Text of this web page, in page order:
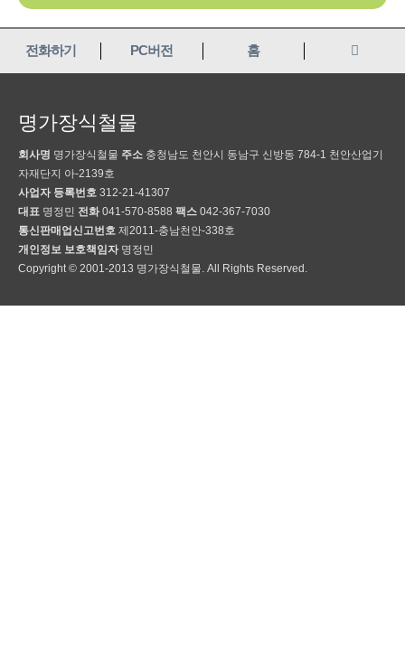
전화하기 PC버전 홈
명가장식철물
회사명 명가장식철물 주소 충청남도 천안시 동남구 신방동 784-1 천안산업기
자재단지 아-2139호
사업자 등록번호 312-21-41307
대표 명정민 전화 041-570-8588 팩스 042-367-7030
통신판매업신고번호 제2011-충남천안-338호
개인정보 보호책임자 명정민
Copyright © 2001-2013 명가장식철물. All Rights Reserved.